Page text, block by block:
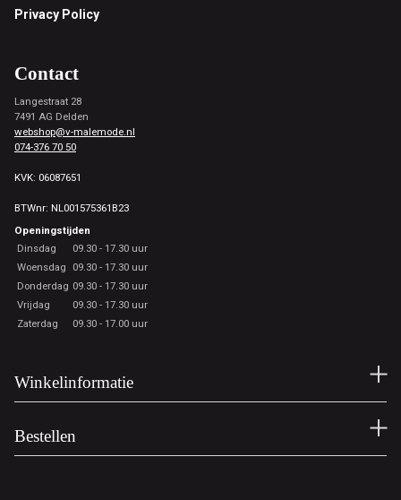
Privacy Policy
Contact
Langestraat 28
7491 AG Delden
webshop@v-malemode.nl
074-376 70 50
KVK: 06087651
BTWnr: NL001575361B23
Openingstijden
Dinsdag
09.30 - 17.30 uur
Woensdag
09.30 - 17.30 uur
Donderdag 09.30 - 17.30 uur
Vrijdag
09.30 - 17.30 uur
Zaterdag
09.30 - 17.00 uur
Winkelinformatie
Bestellen